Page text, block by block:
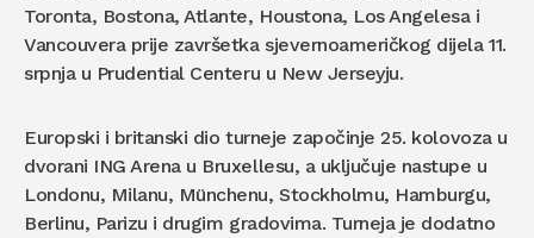
Toronta, Bostona, Atlante, Houstona, Los Angelesa i
Vancouvera prije završetka sjevernoameričkog dijela 11.
srpnja u Prudential Centeru u New Jerseyju.
Europski i britanski dio turneje započinje 25. kolovoza u
dvorani ING Arena u Bruxellesu, a uključuje nastupe u
Londonu, Milanu, Münchenu, Stockholmu, Hamburgu,
Berlinu, Parizu i drugim gradovima. Turneja je dodatno